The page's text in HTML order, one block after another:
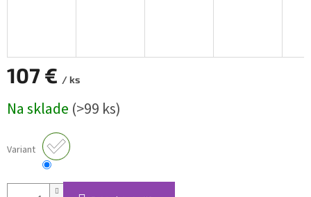
107 € / ks
cena:
Na sklade (>99 ks)
Variant